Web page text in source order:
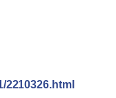
2210326.html